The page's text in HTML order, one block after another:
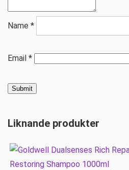
Name *
Email *
Liknande produkter